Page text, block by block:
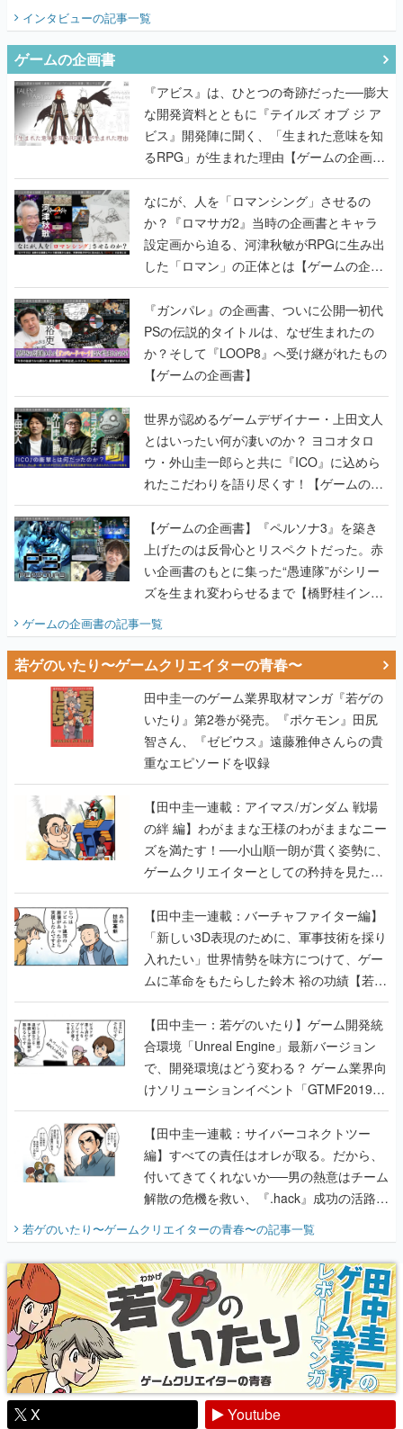
インタビューの記事一覧
ゲームの企画書
『アビス』は、ひとつの奇跡だった──膨大
な開発資料とともに『テイルズ オブ ジ ア
ビス』開発陣に聞く、「生まれた意味を知
るRPG」が生まれた理由【ゲームの企画
書】
なにが、人を「ロマンシング」させるの
か？『ロマサガ2』当時の企画書とキャラ
設定画から迫る、河津秋敏がRPGに生み出
した「ロマン」の正体とは【ゲームの企画
書】
『ガンパレ』の企画書、ついに公開━初代
PSの伝説的タイトルは、なぜ生まれたの
か？そして『LOOP8』へ受け継がれたもの
【ゲームの企画書】
世界が認めるゲームデザイナー・上田文人
とはいったい何が凄いのか？ ヨコオタロ
ウ・外山圭一郎らと共に『ICO』に込めら
れたこだわりを語り尽くす！【ゲームの企
画書】
【ゲームの企画書】『ペルソナ3』を築き
上げたのは反骨心とリスペクトだった。赤
い企画書のもとに集った“愚連隊”がシリー
ズを生まれ変わらせるまで【橋野桂インタ
ビュー】
ゲームの企画書の記事一覧
若ゲのいたり〜ゲームクリエイターの青春〜
田中圭一のゲーム業界取材マンガ『若ゲの
いたり』第2巻が発売。『ポケモン』田尻
智さん、『ゼビウス』遠藤雅伸さんらの貴
重なエピソードを収録
【田中圭一連載：アイマス/ガンダム 戦場
の絆 編】わがままな王様のわがままなニー
ズを満たす！──小山順一朗が貫く姿勢に、
ゲームクリエイターとしての矜持を見た
【若ゲのいたり最終回】
【田中圭一連載：バーチャファイター編】
「新しい3D表現のために、軍事技術を採り
入れたい」世界情勢を味方につけて、ゲー
ムに革命をもたらした鈴木 裕の功績【若ゲ
のいたり】
【田中圭一：若ゲのいたり】ゲーム開発統
合環境「Unreal Engine」最新バージョン
で、開発環境はどう変わる？ ゲーム業界向
けソリューションイベント「GTMF2019」
に行って、より理解を深めよう【PR】
【田中圭一連載：サイバーコネクトツー
編】すべての責任はオレが取る。だから、
付いてきてくれないか──男の熱意はチーム
解散の危機を救い、『.hack』成功の活路を
開く。業界の快男児・松山 洋に流れる血は
『少年ジャンプ』色だった【若ゲのいた
り】
若ゲのいたり〜ゲームクリエイターの青春〜の記事一覧
X
Youtube